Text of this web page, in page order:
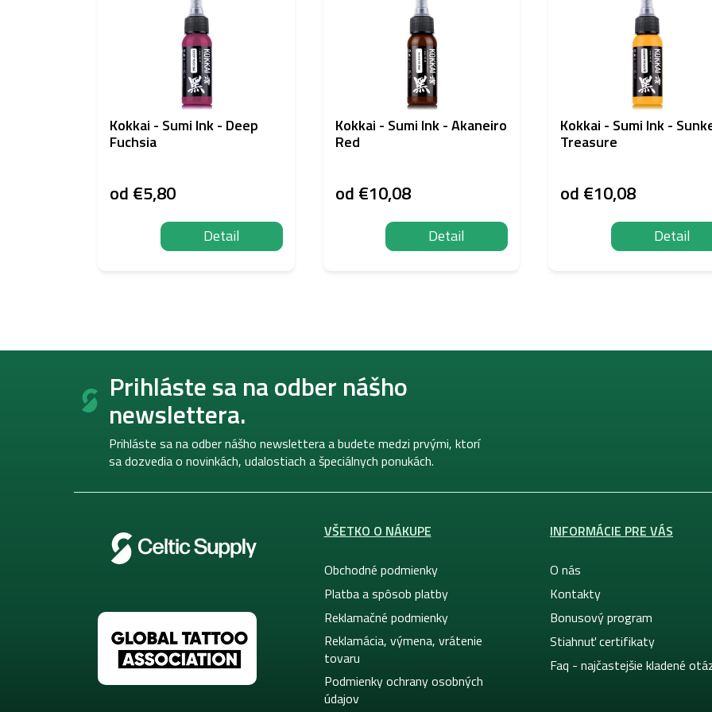
Kokkai - Sumi Ink - Deep
Fuchsia
od €5,80
Detail
Kokkai - Sumi Ink - Akaneiro
Red
od €10,08
Detail
Kokkai - Sumi Ink -
Treasure
od €10,08
Detail
Z
Prihláste sa na odber nášho
newslettera.
Prihláste sa na odber nášho newslettera a budete medzi prvými, ktorí
sa dozvedia o novinkách, udalostiach a špeciálnych ponukách.
VŠETKO O NÁKUPE
Obchodné podmienky
Platba a spôsob platby
Reklamačné podmienky
Reklamácia, výmena, vrátenie
tovaru
Podmienky ochrany osobných
údajov
INFORMÁCIE PRE VÁS
O nás
Kontakty
Bonusový program
Stiahnuť certifikaty
Faq - najčastejšie kladené